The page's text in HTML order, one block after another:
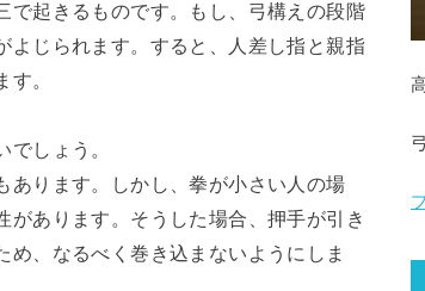
で起きるものです。もし、弓構えの段階
よじられます。すると、人差し指と親指
。
しょう。
あります。しかし、拳が小さい人の場
あります。そうした場合、押手が引き
、なるべく巻き込まないようにしま